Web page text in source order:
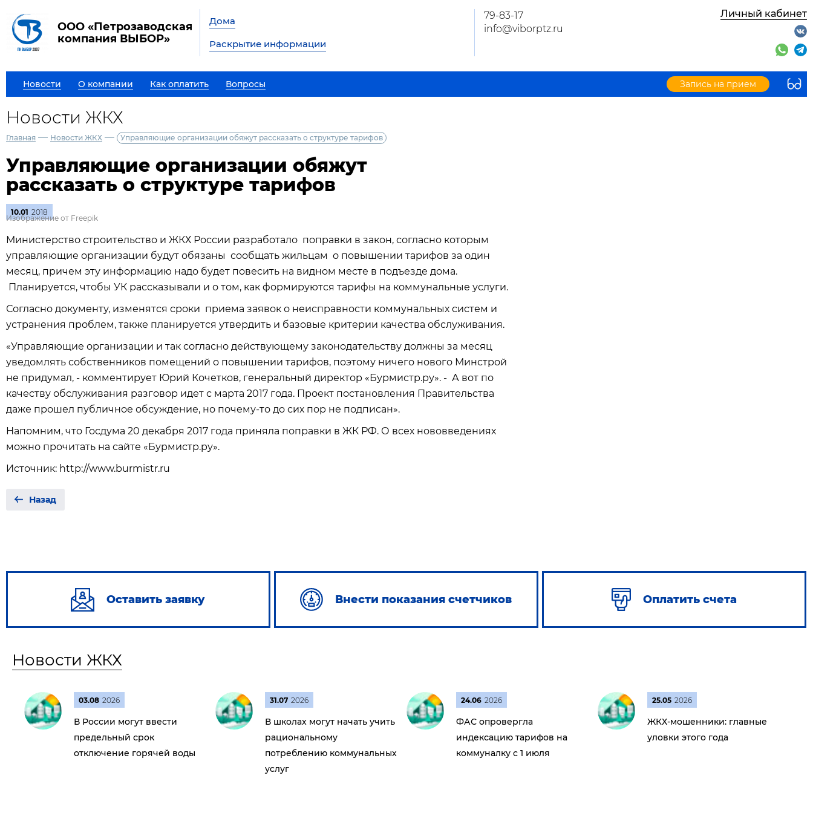
ООО «Петрозаводская
компания ВЫБОР»
Дома
Раскрытие информации
79-83-17
info@viborptz.ru
Личный кабинет
Новости О компании Как оплатить Вопросы Запись на прием
Новости ЖКХ
Главная — Новости ЖКХ — Управляющие организации обяжут рассказать о структуре тарифов
Управляющие организации обяжут
рассказать о структуре тарифов
10.01 2018
Изображение от Freepik
Министерство строительство и ЖКХ России разработало поправки в закон, согласно которым
управляющие организации будут обязаны сообщать жильцам о повышении тарифов за один
месяц, причем эту информацию надо будет повесить на видном месте в подъезде дома.
Планируется, чтобы УК рассказывали и о том, как формируются тарифы на коммунальные услуги.
Согласно документу, изменятся сроки приема заявок о неисправности коммунальных систем и
устранения проблем, также планируется утвердить и базовые критерии качества обслуживания.
«Управляющие организации и так согласно действующему законодательству должны за месяц
уведомлять собственников помещений о повышении тарифов, поэтому ничего нового Минстрой
не придумал, - комментирует Юрий Кочетков, генеральный директор «Бурмистр.ру». - А вот по
качеству обслуживания разговор идет с марта 2017 года. Проект постановления Правительства
даже прошел публичное обсуждение, но почему-то до сих пор не подписан».
Напомним, что Госдума 20 декабря 2017 года приняла поправки в ЖК РФ. О всех нововведениях
можно прочитать на сайте «Бурмистр.ру».
Источник: http://www.burmistr.ru
Назад
Оставить заявку Внести показания счетчиков Оплатить счета
Новости ЖКХ
03.08 2026
В России могут ввести
предельный срок
отключение горячей воды
31.07 2026
В школах могут начать учить
рациональному
потреблению коммунальных
услуг
24.06 2026
ФАС опровергла
индексацию тарифов на
коммуналку с 1 июля
25.05 2026
ЖКХ-мошенники: главные
уловки этого года